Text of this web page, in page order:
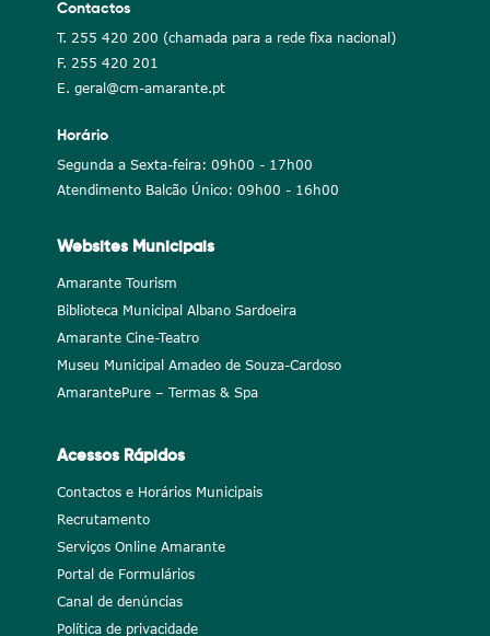
Contactos
T. 255 420 200 (chamada para a rede fixa nacional)
F. 255 420 201
E. geral@cm-amarante.pt
Horário
Segunda a Sexta-feira: 09h00 - 17h00
Atendimento Balcão Único: 09h00 - 16h00
Websites Municipais
Amarante Tourism
Biblioteca Municipal Albano Sardoeira
Amarante Cine-Teatro
Museu Municipal Amadeo de Souza-Cardoso
AmarantePure – Termas & Spa
Acessos Rápidos
Contactos e Horários Municipais
Recrutamento
Serviços Online Amarante
Portal de Formulários
Canal de denúncias
Política de privacidade